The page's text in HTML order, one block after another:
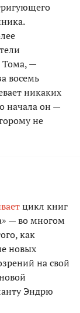
Тома, —
восемь
никаких
начала он —
не
цикл книг
— во многом
как
новых
на свой
Эндрю